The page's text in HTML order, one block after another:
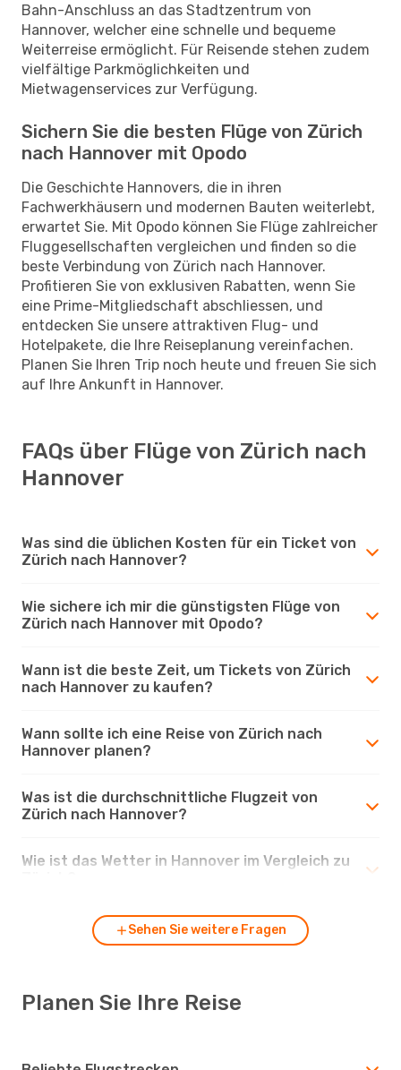
Bahn-Anschluss an das Stadtzentrum von
Hannover, welcher eine schnelle und bequeme
Weiterreise ermöglicht. Für Reisende stehen zudem
vielfältige Parkmöglichkeiten und
Mietwagenservices zur Verfügung.
Sichern Sie die besten Flüge von Zürich
nach Hannover mit Opodo
Die Geschichte Hannovers, die in ihren
Fachwerkhäusern und modernen Bauten weiterlebt,
erwartet Sie. Mit Opodo können Sie Flüge zahlreicher
Fluggesellschaften vergleichen und finden so die
beste Verbindung von Zürich nach Hannover.
Profitieren Sie von exklusiven Rabatten, wenn Sie
eine Prime-Mitgliedschaft abschliessen, und
entdecken Sie unsere attraktiven Flug- und
Hotelpakete, die Ihre Reiseplanung vereinfachen.
Planen Sie Ihren Trip noch heute und freuen Sie sich
auf Ihre Ankunft in Hannover.
FAQs über Flüge von Zürich nach
Hannover
Was sind die üblichen Kosten für ein Ticket von
Zürich nach Hannover?
Wie sichere ich mir die günstigsten Flüge von
Zürich nach Hannover mit Opodo?
Wann ist die beste Zeit, um Tickets von Zürich
nach Hannover zu kaufen?
Wann sollte ich eine Reise von Zürich nach
Hannover planen?
Was ist die durchschnittliche Flugzeit von
Zürich nach Hannover?
Wie ist das Wetter in Hannover im Vergleich zu
Sehen Sie weitere Fragen
Planen Sie Ihre Reise